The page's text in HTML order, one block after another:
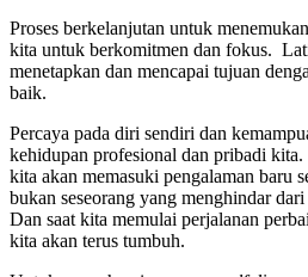
Proses berkelanjutan untuk
kita untuk berkomitmen dan fokus.
menetapkan dan mencapai tujuan
baik.
Percaya pada diri sendiri dan
kehidupan profesional dan pribadi
kita akan memasuki pengalaman baru
bukan seseorang yang menghindar
Dan saat kita memulai perjalanan
kita akan terus tumbuh.